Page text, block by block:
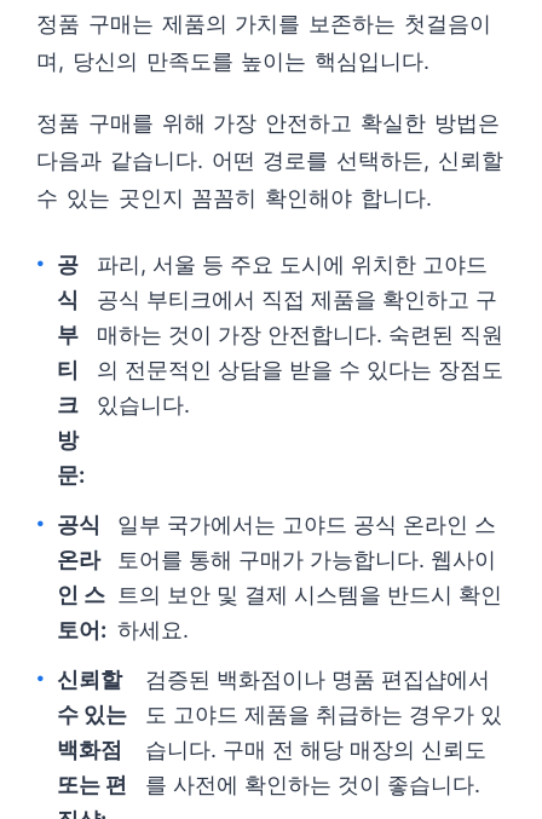
정품 구매는 제품의 가치를 보존하는 첫걸음이
며, 당신의 만족도를 높이는 핵심입니다.
정품 구매를 위해 가장 안전하고 확실한 방법은
다음과 같습니다. 어떤 경로를 선택하든, 신뢰할
수 있는 곳인지 꼼꼼히 확인해야 합니다.
공
식
부
티
크
방
문:
파리, 서울 등 주요 도시에 위치한 고야드
공식 부티크에서 직접 제품을 확인하고 구
매하는 것이 가장 안전합니다. 숙련된 직원
의 전문적인 상담을 받을 수 있다는 장점도
있습니다.
공식
온라
인 스
토어:
일부 국가에서는 고야드 공식 온라인 스
토어를 통해 구매가 가능합니다. 웹사이
트의 보안 및 결제 시스템을 반드시 확인
하세요.
신뢰할
수 있는
백화점
또는 편
검증된 백화점이나 명품 편집샵에서
도 고야드 제품을 취급하는 경우가 있
습니다. 구매 전 해당 매장의 신뢰도
를 사전에 확인하는 것이 좋습니다.